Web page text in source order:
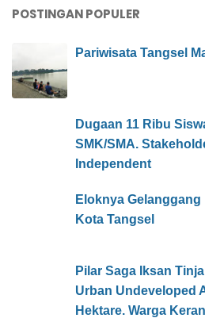
POSTINGAN POPULER
Pariwisata Tangsel
Dugaan 11 Ribu
SMK/SMA.
Independent
Eloknya
Kota Tangsel
Pilar Saga Iksan
Urban Undeveloped
Hektare. Warga